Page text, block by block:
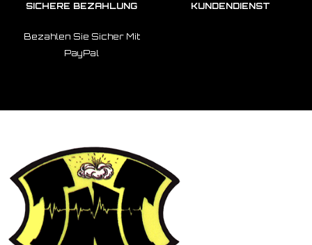
SICHERE BEZAHLUNG
Bezahlen Sie Sicher Mit
PayPal
KUNDENDIENST